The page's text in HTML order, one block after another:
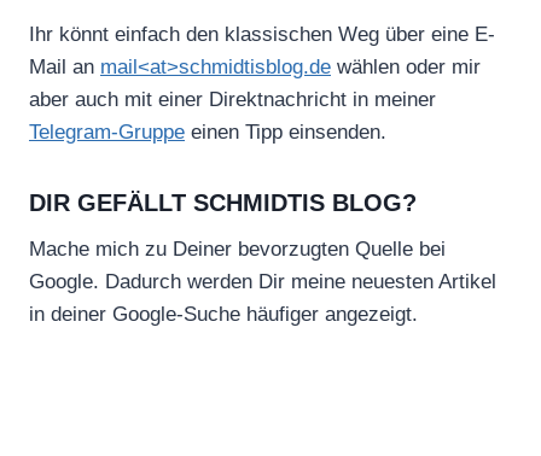
Ihr könnt einfach den klassischen Weg über eine E-
Mail an mail<at>schmidtisblog.de wählen oder mir
aber auch mit einer Direktnachricht in meiner
Telegram-Gruppe einen Tipp einsenden.
DIR GEFÄLLT SCHMIDTIS BLOG?
Mache mich zu Deiner bevorzugten Quelle bei
Google. Dadurch werden Dir meine neuesten Artikel
in deiner Google-Suche häufiger angezeigt.